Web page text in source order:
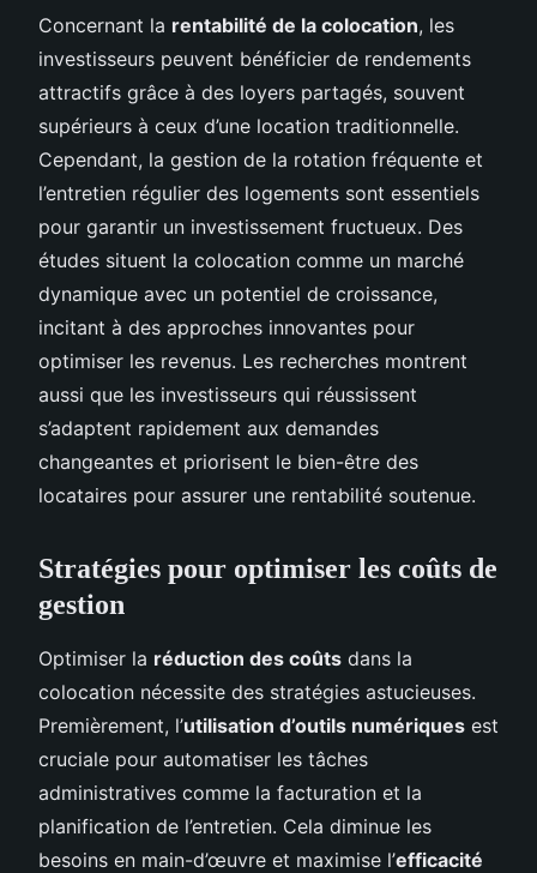
Concernant la rentabilité de la colocation, les
investisseurs peuvent bénéficier de rendements
attractifs grâce à des loyers partagés, souvent
supérieurs à ceux d’une location traditionnelle.
Cependant, la gestion de la rotation fréquente et
l’entretien régulier des logements sont essentiels
pour garantir un investissement fructueux. Des
études situent la colocation comme un marché
dynamique avec un potentiel de croissance,
incitant à des approches innovantes pour
optimiser les revenus. Les recherches montrent
aussi que les investisseurs qui réussissent
s’adaptent rapidement aux demandes
changeantes et priorisent le bien-être des
locataires pour assurer une rentabilité soutenue.
Stratégies pour optimiser les coûts de
gestion
Optimiser la réduction des coûts dans la
colocation nécessite des stratégies astucieuses.
Premièrement, l’utilisation d’outils numériques est
cruciale pour automatiser les tâches
administratives comme la facturation et la
planification de l’entretien. Cela diminue les
besoins en main-d’œuvre et maximise l’efficacité